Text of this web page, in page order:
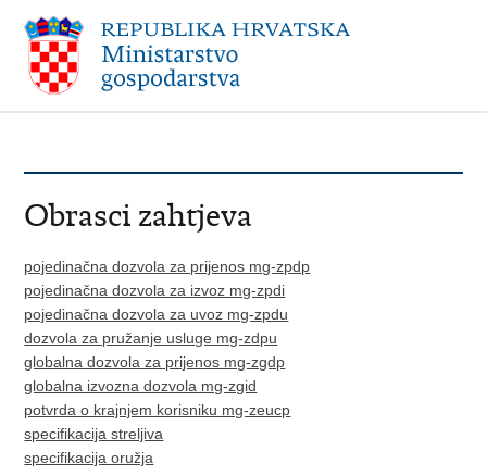
Obrasci zahtjeva
pojedinačna dozvola za prijenos mg-zpdp
pojedinačna dozvola za izvoz mg-zpdi
pojedinačna dozvola za uvoz mg-zpdu
dozvola za pružanje usluge mg-zdpu
globalna dozvola za prijenos mg-zgdp
globalna izvozna dozvola mg-zgid
potvrda o krajnjem korisniku mg-zeucp
specifikacija streljiva
specifikacija oružja